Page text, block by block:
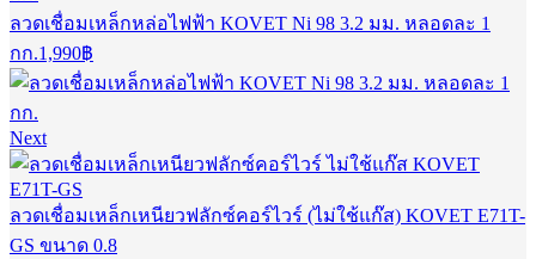
ลวดเชื่อมเหล็กหล่อไฟฟ้า KOVET Ni 98 3.2 มม. หลอดละ 1
กก.1,990฿
Next
ลวดเชื่อมเหล็กเหนียวฟลักซ์คอร์ไวร์ (ไม่ใช้แก๊ส) KOVET E71T-
GS ขนาด 0.8